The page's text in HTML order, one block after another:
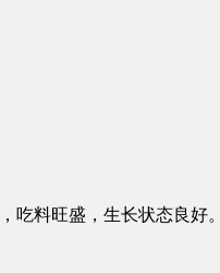
， 吃料旺盛 ， 生长状态良好。